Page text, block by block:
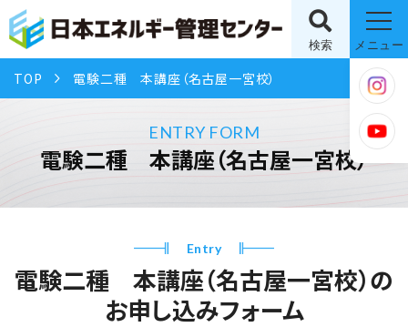
検索 メニュー
TOP 電験二種 本講座（名古屋一宮校）
ENTRY FORM
電験二種 本講座（名古屋一宮校）
Entry
電験二種 本講座（名古屋一宮校）の
お申し込みフォーム